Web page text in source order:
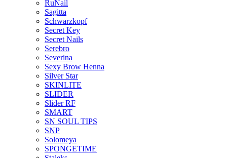
RuNail
Sagitta
Schwarzkopf
Secret Key
Secret Nails
Serebro
Severina
Sexy Brow Henna
Silver Star
SKINLITE
SLIDER
Slider RF
SMART
SN SOUL TIPS
SNP
Solomeya
SPONGETIME